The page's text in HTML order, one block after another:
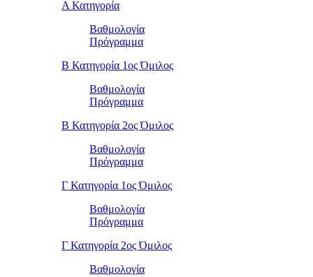
Α Κατηγορία
Βαθμολογία
Πρόγραμμα
Β Κατηγορία 1ος Όμιλος
Βαθμολογία
Πρόγραμμα
Β Κατηγορία 2ος Όμιλος
Βαθμολογία
Πρόγραμμα
Γ Κατηγορία 1ος Όμιλος
Βαθμολογία
Πρόγραμμα
Γ Κατηγορία 2ος Όμιλος
Βαθμολογία